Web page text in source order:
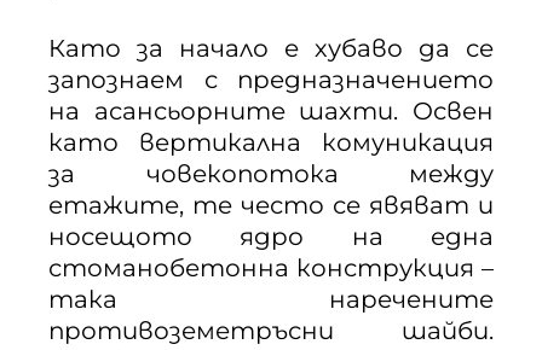
Като за начало е хубаво да се
запознаем с предназначението
на асансьорните шахти. Освен
като вертикална комуникация
за човекопотока между
етажите, те често се явяват и
носещото ядро на една
стоманобетонна конструкция –
така наречените
противоземетръсни шайби.